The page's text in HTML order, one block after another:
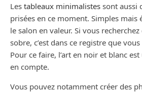
Les tableaux minimalistes sont aussi
prisées en ce moment. Simples mais
le salon en valeur. Si vous
sobre, c’est dans ce registre que
Pour ce faire, l’art en noir et blanc
en compte.
Vous pouvez notamment créer des